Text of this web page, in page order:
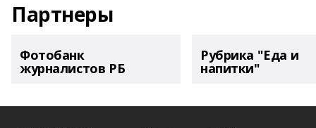
Партнеры
Фотобанк
журналистов РБ
Рубрика "Еда и
напитки"